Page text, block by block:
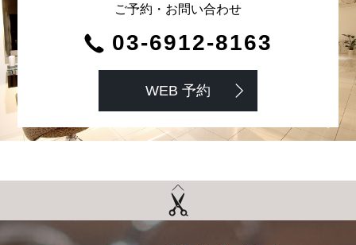
ご予約・お問い合わせ
03-6912-8163
WEB 予約